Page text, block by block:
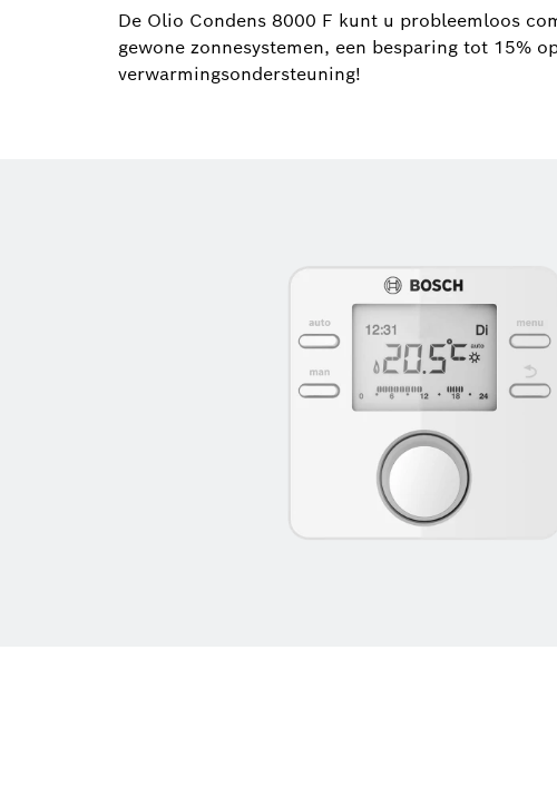
De Olio Condens 8000 F kunt u probleemloos
gewone zonnesystemen, een besparing tot 15%
verwarmingsondersteuning!